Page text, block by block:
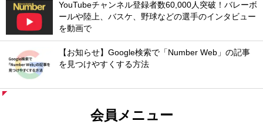
YouTubeチャンネル登録者数60,000人突破！バレーボ
ールや陸上、バスケ、野球などの選手のインタビュー
を動画で
【お知らせ】Google検索で「Number Web」の記事
を見つけやすくする方法
会員メニュー